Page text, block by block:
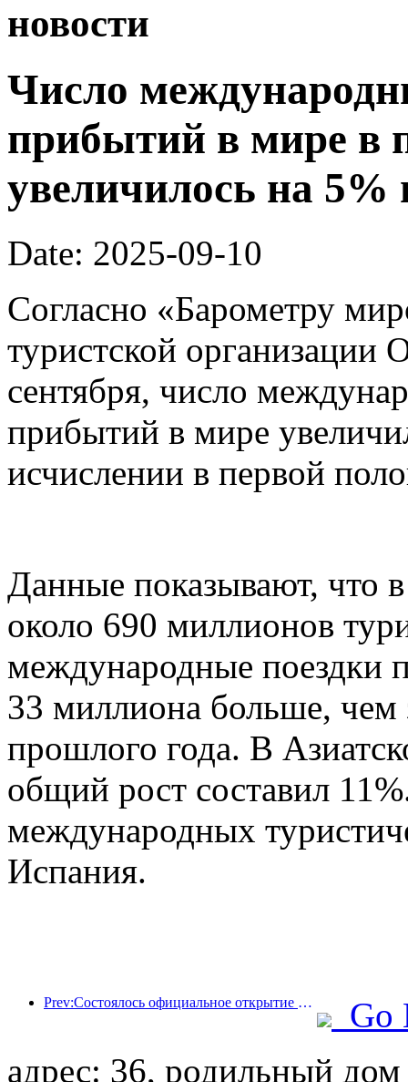
новости
Число
прибытий в мире в
увеличилось на 5%
Date: 2025-09-10
Согласно «Барометру
туристской
сентября, число
прибытий в мире
исчислении в первой
Данные показывают, что
около 690 миллионов
международные поездки
33 миллиона больше, чем
прошлого года. В
общий рост составил
международных
Испания.
Prev:Состоялось официальное открытие четырех культурных объектов, включая недавно построенный «Зал поэзии Цзиньлин» в живописном районе озера Сюаньу в Нанкине.
Go
адрес: 36, родильный дом